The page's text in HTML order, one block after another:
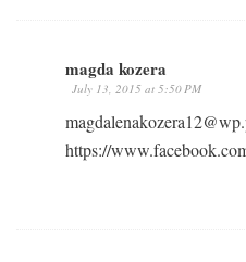
magda kozera
July 13, 2015 at 5:50 PM
https://